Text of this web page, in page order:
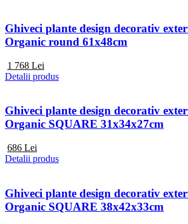
Ghiveci plante design decorativ
Organic round 61x48cm
1 768 Lei
Detalii produs
Ghiveci plante design decorativ
Organic SQUARE 31x34x27cm
686 Lei
Detalii produs
Ghiveci plante design decorativ
Organic SQUARE 38x42x33cm